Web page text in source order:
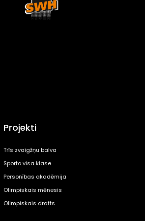
Projekti
Trīs zvaigžņu balva
Sporto visa klase
Personības akadēmija
Olimpiskais mēnesis
Olimpiskais drafts